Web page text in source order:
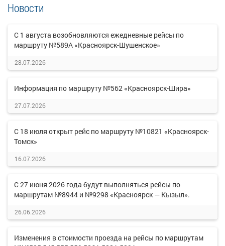
Новости
С 1 августа возобновляются ежедневные рейсы по
маршруту №589А «Красноярск-Шушенское»
28.07.2026
Информация по маршруту №562 «Красноярск-Шира»
27.07.2026
С 18 июля открыт рейс по маршруту №10821 «Красноярск-
Томск»
16.07.2026
С 27 июня 2026 года будут выполняться рейсы по
маршрутам №8944 и №9298 «Красноярск — Кызыл».
26.06.2026
Изменения в стоимости проезда на рейсы по маршрутам